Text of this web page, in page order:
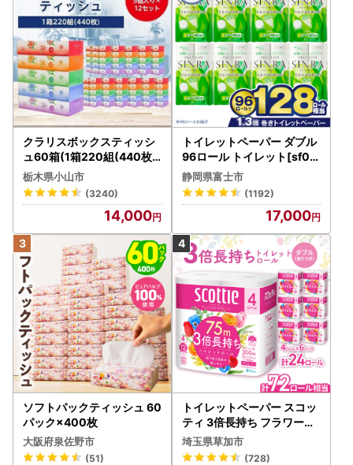
クラリスボックスティッシ
ュ60箱(1箱220組(440枚))
(5個入り×12セット)【配送
不可地域：離島・沖縄県】
【1256759】
栃木県小山市
(3240)
14,000
トイレットペーパー ダブル
96ロール トイレット[sf00
1-012]
静岡県富士市
(1192)
17,000
ソフトパックティッシュ 60
パック×400枚
大阪府泉佐野市
(51)
トイレットペーパー スコッ
ティ 3倍長持ち フラワーパ
ック 4ロール×6P
埼玉県草加市
(728)